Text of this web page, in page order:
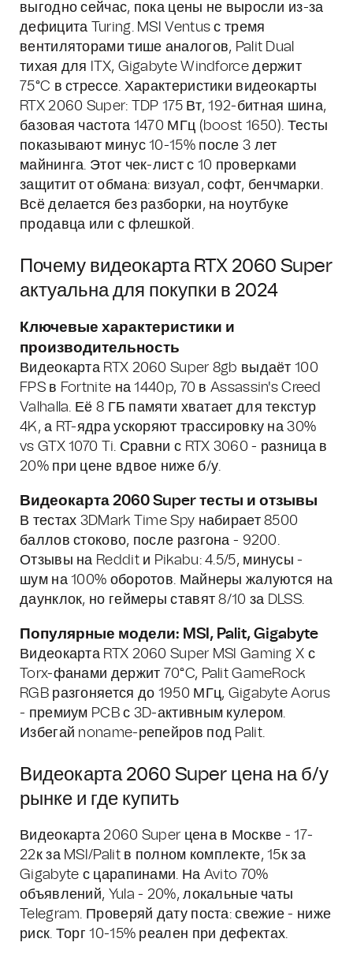
выгодно сейчас, пока цены не выросли из-за
дефицита Turing. MSI Ventus с тремя
вентиляторами тише аналогов, Palit Dual
тихая для ITX, Gigabyte Windforce держит
75°C в стрессе. Характеристики видеокарты
RTX 2060 Super: TDP 175 Вт, 192-битная шина,
базовая частота 1470 МГц (boost 1650). Тесты
показывают минус 10-15% после 3 лет
майнинга. Этот чек-лист с 10 проверками
защитит от обмана: визуал, софт, бенчмарки.
Всё делается без разборки, на ноутбуке
продавца или с флешкой.
Почему видеокарта RTX 2060 Super
актуальна для покупки в 2024
Ключевые характеристики и
производительность
Видеокарта RTX 2060 Super 8gb выдаёт 100
FPS в Fortnite на 1440p, 70 в Assassin's Creed
Valhalla. Её 8 ГБ памяти хватает для текстур
4K, а RT-ядра ускоряют трассировку на 30%
vs GTX 1070 Ti. Сравни с RTX 3060 - разница в
20% при цене вдвое ниже б/у.
Видеокарта 2060 Super тесты и отзывы
В тестах 3DMark Time Spy набирает 8500
баллов стоково, после разгона - 9200.
Отзывы на Reddit и Pikabu: 4.5/5, минусы -
шум на 100% оборотов. Майнеры жалуются на
даунклок, но геймеры ставят 8/10 за DLSS.
Популярные модели: MSI, Palit, Gigabyte
Видеокарта RTX 2060 Super MSI Gaming X с
Torx-фанами держит 70°C, Palit GameRock
RGB разгоняется до 1950 МГц, Gigabyte Aorus
- премиум PCB с 3D-активным кулером.
Избегай noname-репейров под Palit.
Видеокарта 2060 Super цена на б/у
рынке и где купить
Видеокарта 2060 Super цена в Москве - 17-
22к за MSI/Palit в полном комплекте, 15к за
Gigabyte с царапинами. На Avito 70%
объявлений, Yula - 20%, локальные чаты
Telegram. Проверяй дату поста: свежие - ниже
риск. Торг 10-15% реален при дефектах.